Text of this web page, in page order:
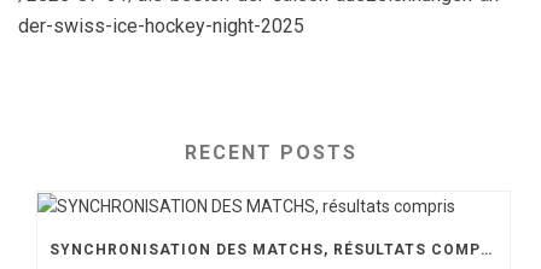
der-swiss-ice-hockey-night-2025
RECENT POSTS
SYNCHRONISATION DES MATCHS, RÉSULTATS COMPRIS